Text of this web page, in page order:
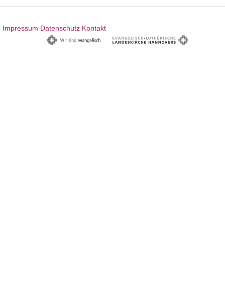
Impressum Datenschutz Kontakt